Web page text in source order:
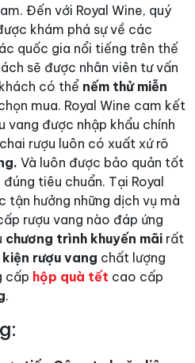
Đến với Royal Wine, quý
khám phá sự về các
quốc gia nổi tiếng trên thế
sẽ được nhân viên tư vấn
có thể nếm thử miễn
mua. Royal Wine cam kết
vang được nhập khẩu chính
rượu luôn có xuất xứ rõ
Và luôn được bảo quản tốt
tiêu chuẩn. Tại Royal
tận hưởng những dịch vụ mà
rượu vang nào đáp ứng
chương trình khuyến mãi rất
kiện rượu vang chất lượng
cấp hộp quà tết cao cấp
.